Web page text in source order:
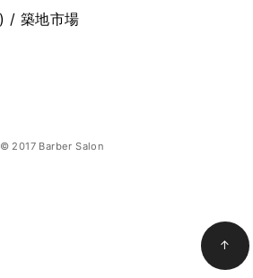
/ 築地市場
© 2017 Barber Salon
↑